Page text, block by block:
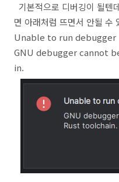
기본적으로 디버깅이 될텐
면 아래처럼 뜨면서 안될 수
Unable to run debugger
GNU debugger cannot
in.